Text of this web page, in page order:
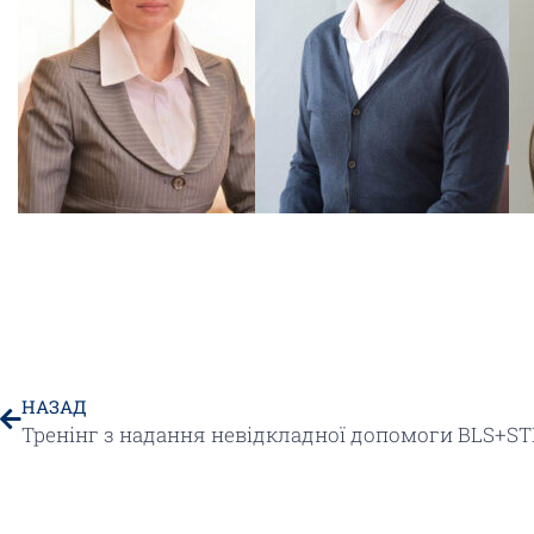
НАЗАД
Тренінг з надання невідкладної допомоги